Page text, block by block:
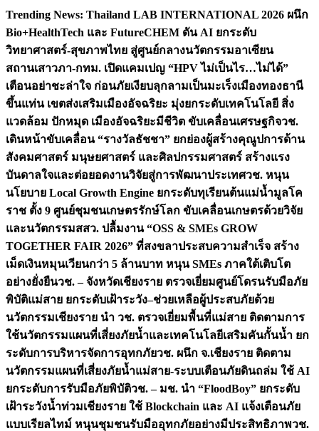
Skip
content
Trending News: Thailand LAB INTERNATIONAL 2026 ผนึก
Bio+HealthTech และ FutureCHEM ดัน AI ยกระดับ
วิทยาศาสตร์-สุขภาพไทย สู่ศูนย์กลางนวัตกรรมอาเซียน
สถานเสาวภา-กทม. เปิดแคมเปญ “HPV ไม่เป็นไร…ไม่ได้”
เตือนอย่าชะล่าใจ ก่อนภัยเงียบลุกลามเป็นมะเร็งเมืองทองธานี
ขึ้นแท่น เขตส่งเสริมเมืองอัจฉริยะ มุ่งยกระดับเทคโนโลยี สิ่ง
แวดล้อม ปักหมุด เมืองอัจฉริยะมีชีวิต ขับเคลื่อนเศรษฐกิจวช.
เดินหน้าขับเคลื่อน “รางวัลธัชชา” ยกย่องผู้สร้างคุณูปการด้าน
สังคมศาสตร์ มนุษยศาสตร์ และศิลปกรรมศาสตร์ สร้างแรง
บันดาลใจและต่อยอดงานวิจัยสู่การพัฒนาประเทศวช. หนุน
นโยบาย Local Growth Engine ยกระดับทุเรียนต้นแม่น้ำมูลโค
ราช ตั้ง 9 ศูนย์ชุมชนเกษตรรักษ์โลก ขับเคลื่อนเกษตรด้วยวิจัย
และนวัตกรรมสสว. ปลื้มงาน “OSS & SMEs GROW
TOGETHER FAIR 2026” ที่สงขลาประสบความสำเร็จ สร้าง
เม็ดเงินหมุนเวียนกว่า 5 ล้านบาท หนุน SMEs ภาคใต้เติบโต
อย่างยั่งยืนวช. – จังหวัดเชียงราย ตรวจเยี่ยมศูนย์โดรนรับมือภัย
พิบัติแม่สาย ยกระดับเฝ้าระวัง–ช่วยเหลือผู้ประสบภัยด้วย
นวัตกรรมเชียงราย นำ วช. ตรวจเยี่ยมพื้นที่แม่สาย ติดตามการ
ใช้นวัตกรรมแผนที่เสี่ยงภัยน้ำและเทคโนโลยีเสริมคันกั้นน้ำ ยก
ระดับการบริหารจัดการอุทกภัยวช. ผนึก จ.เชียงราย ติดตาม
นวัตกรรมแผนที่เสี่ยงภัยน้ำแม่สาย-ระบบเตือนภัยดินถล่ม ใช้ AI
ยกระดับการรับมือภัยพิบัติวช. – มช. นำ “FloodBoy” ยกระดับ
เฝ้าระวังน้ำท่วมเชียงราย ใช้ Blockchain และ AI แจ้งเตือนภัย
แบบเรียลไทม์ หนุนชุมชนรับมืออุทกภัยอย่างมีประสิทธิภาพวช.